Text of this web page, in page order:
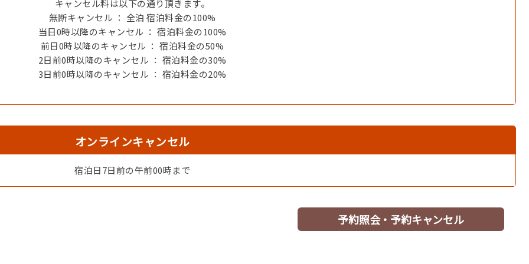
●温泉大浴場完備
キャンセル料は以下の通り頂きます。
無断キャンセル ： 全泊 宿泊料金の100%
当日0時以降のキャンセル ： 宿泊料金の100%
前日0時以降のキャンセル ： 宿泊料金の50%
2日前0時以降のキャンセル ： 宿泊料金の30%
3日前0時以降のキャンセル ： 宿泊料金の20%
オンラインキャンセル
宿泊日7日前の午前00時まで
予約照会・予約キャンセル